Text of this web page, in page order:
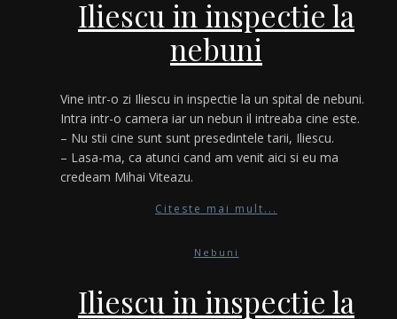
Iliescu in inspectie la
nebuni
Vine intr-o zi Iliescu in inspectie la un spital de nebuni.
Intra intr-o camera iar un nebun il intreaba cine este.
– Nu stii cine sunt sunt presedintele tarii, Iliescu.
– Lasa-ma, ca atunci cand am venit aici si eu ma
credeam Mihai Viteazu.
Citeste mai mult...
Nebuni
Iliescu in inspectie la